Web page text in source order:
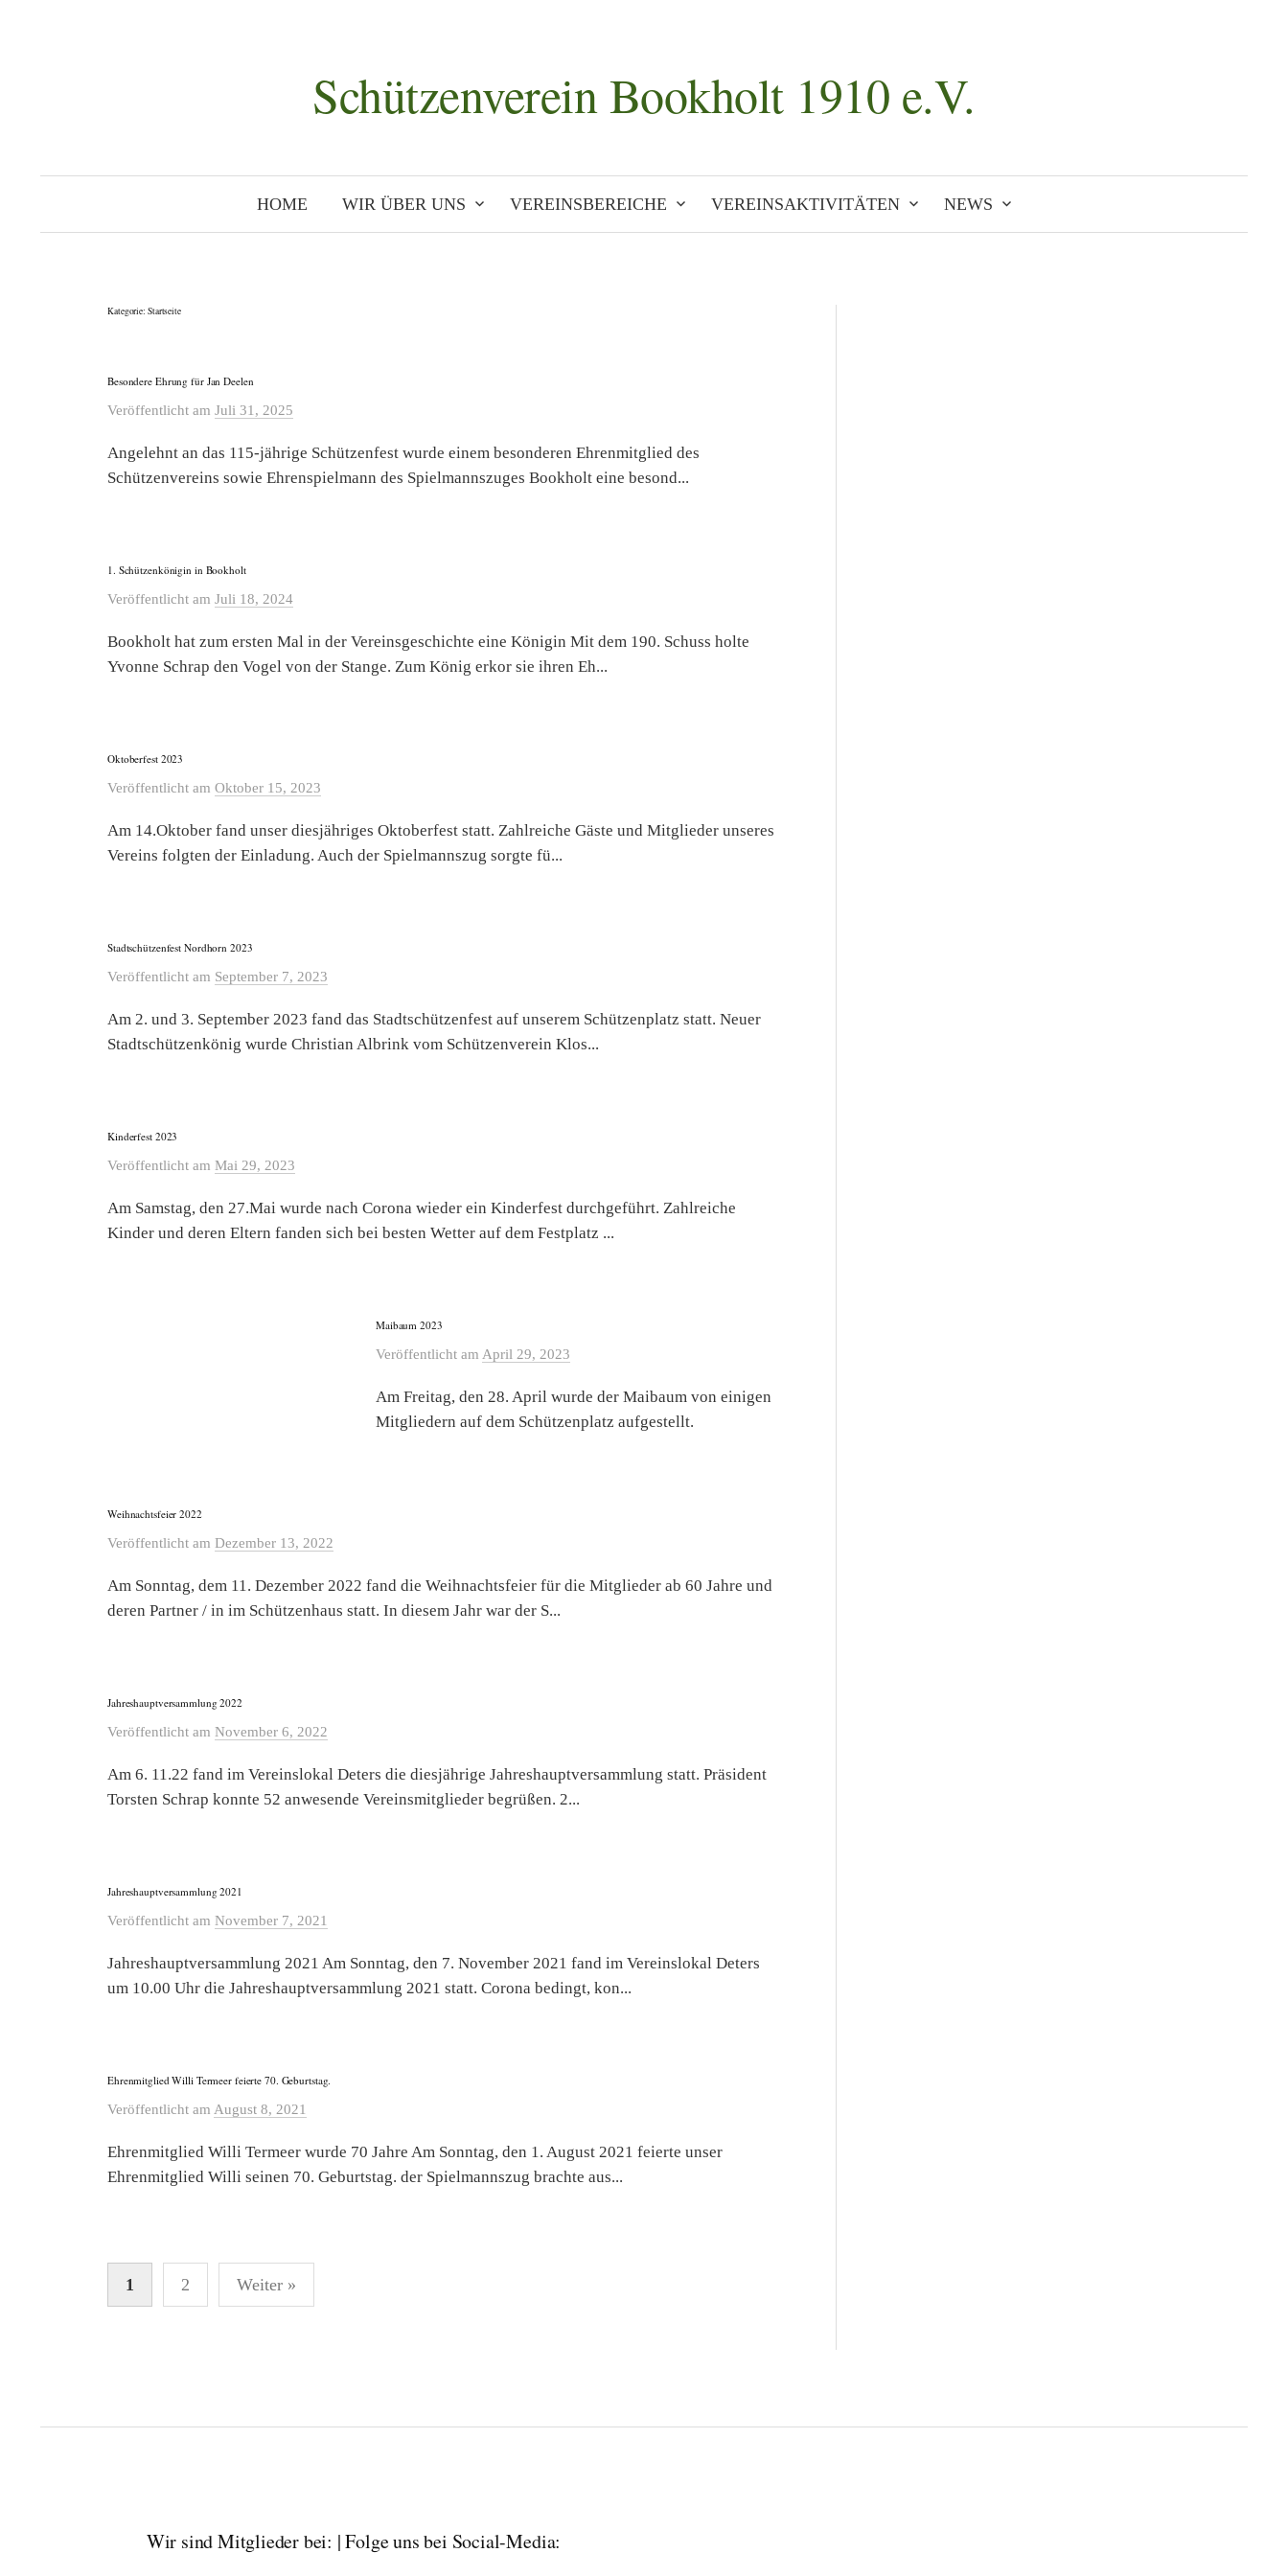
Schützenverein Bookholt 1910 e.V.
HOME WIR ÜBER UNS VEREINSBEREICHE VEREINSAKTIVITÄTEN NEWS
Kategorie: Startseite
Besondere Ehrung für Jan Deelen
Veröffentlicht am Juli 31, 2025
Angelehnt an das 115-jährige Schützenfest wurde einem besonderen Ehrenmitglied des
Schützenvereins sowie Ehrenspielmann des Spielmannszuges Bookholt eine besond...
1. Schützenkönigin in Bookholt
Veröffentlicht am Juli 18, 2024
Bookholt hat zum ersten Mal in der Vereinsgeschichte eine Königin Mit dem 190. Schuss holte
Yvonne Schrap den Vogel von der Stange. Zum König erkor sie ihren Eh...
Oktoberfest 2023
Veröffentlicht am Oktober 15, 2023
Am 14.Oktober fand unser diesjähriges Oktoberfest statt. Zahlreiche Gäste und Mitglieder unseres
Vereins folgten der Einladung. Auch der Spielmannszug sorgte fü...
Stadtschützenfest Nordhorn 2023
Veröffentlicht am September 7, 2023
Am 2. und 3. September 2023 fand das Stadtschützenfest auf unserem Schützenplatz statt. Neuer
Stadtschützenkönig wurde Christian Albrink vom Schützenverein Klos...
Kinderfest 2023
Veröffentlicht am Mai 29, 2023
Am Samstag, den 27.Mai wurde nach Corona wieder ein Kinderfest durchgeführt. Zahlreiche
Kinder und deren Eltern fanden sich bei besten Wetter auf dem Festplatz ...
Maibaum 2023
Veröffentlicht am April 29, 2023
Am Freitag, den 28. April wurde der Maibaum von einigen
Mitgliedern auf dem Schützenplatz aufgestellt.
Weihnachtsfeier 2022
Veröffentlicht am Dezember 13, 2022
Am Sonntag, dem 11. Dezember 2022 fand die Weihnachtsfeier für die Mitglieder ab 60 Jahre und
deren Partner / in im Schützenhaus statt. In diesem Jahr war der S...
Jahreshauptversammlung 2022
Veröffentlicht am November 6, 2022
Am 6. 11.22 fand im Vereinslokal Deters die diesjährige Jahreshauptversammlung statt. Präsident
Torsten Schrap konnte 52 anwesende Vereinsmitglieder begrüßen. 2...
Jahreshauptversammlung 2021
Veröffentlicht am November 7, 2021
Jahreshauptversammlung 2021 Am Sonntag, den 7. November 2021 fand im Vereinslokal Deters
um 10.00 Uhr die Jahreshauptversammlung 2021 statt. Corona bedingt, kon...
Ehrenmitglied Willi Termeer feierte 70. Geburtstag.
Veröffentlicht am August 8, 2021
Ehrenmitglied Willi Termeer wurde 70 Jahre Am Sonntag, den 1. August 2021 feierte unser
Ehrenmitglied Willi seinen 70. Geburtstag. der Spielmannszug brachte aus...
1 2 Weiter »
Wir sind Mitglieder bei: | Folge uns bei Social-Media: